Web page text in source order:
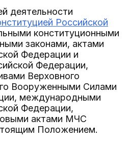
деятельности
Российской
конституционными
законами, актами
Федерации и
Федерации,
Верховного
Вооруженными Силами
международными
Федерации,
актами МЧС
Положением.